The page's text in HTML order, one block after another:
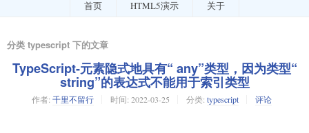
首页 HTML5演示 关于
分类 typescript 下的文章
TypeScript-元素隐式地具有“ any”类型，因为类型“
string”的表达式不能用于索引类型
作者: 千里不留行 时间: 2022-03-25 分类: typescript 评论